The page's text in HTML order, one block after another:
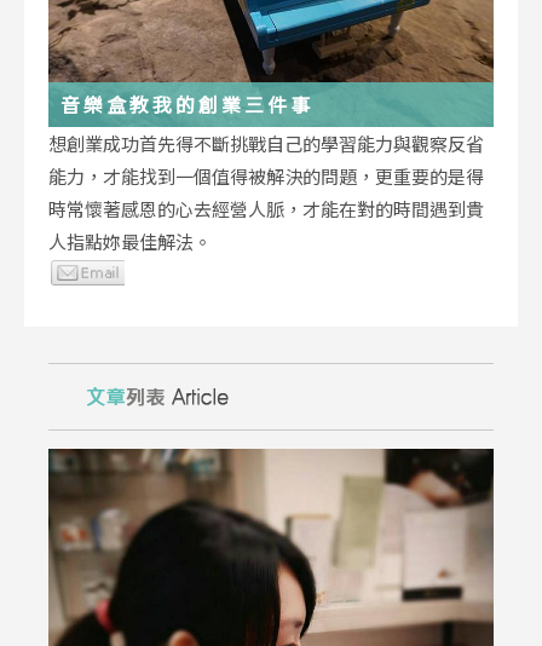
音樂盒教我的創業三件事
想創業成功首先得不斷挑戰自己的學習能力與觀察反省
能力，才能找到一個值得被解決的問題，更重要的是得
時常懷著感恩的心去經營人脈，才能在對的時間遇到貴
人指點妳最佳解法。